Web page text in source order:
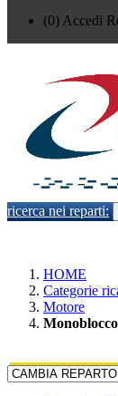
(0) Accedi
ricerca nei reparti:
HOME
Categorie
Motore
Monoblocco